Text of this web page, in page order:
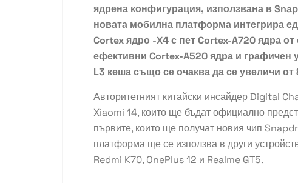
ядрена конфигурация, използвана в
новата мобилна платформа интегрира
Cortex ядро ​​-X4 с пет Cortex-A720 ядра
ефективни Cortex-A520 ядра и графичен
L3 кеша също се очаква да се увеличи от
Авторитетният китайски инсайдер Digital
Xiaomi 14, които ще бъдат официално
първите, които ще получат новия чип
платформа ще се използва в други
Redmi K70, OnePlus 12 и Realme GT5.